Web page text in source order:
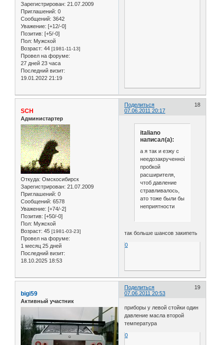
Зарегистрирован: 21.07.2009
Приглашений: 0
Сообщений: 3642
Уважение: [+12/-0]
Позитив: [+5/-0]
Пол: Мужской
Возраст: 44 [1981-11-13]
Провел на форуме:
27 дней 23 часа
Последний визит:
19.01.2022 21:19
Поделиться
18
07.06.2011 20:17
SCH
Администартер
Откуда: Омскосибирск
Зарегистрирован: 21.07.2009
Приглашений: 0
Сообщений: 6578
Уважение: [+74/-2]
Позитив: [+50/-0]
Пол: Мужской
Возраст: 45 [1981-03-23]
Провел на форуме:
1 месяц 25 дней
Последний визит:
18.10.2025 18:53
italiano
написал(а):
а я так и езжу с
неедозакрученной
пробкой
расширителя,
чтоб давление
стравливалось,
ато тоже были бы
неприятности
так больше шансов закипеть
0
Поделиться
19
07.06.2011 20:53
bigi59
Активный участник
приборы у левой стойки один
давление масла второй
температура
0